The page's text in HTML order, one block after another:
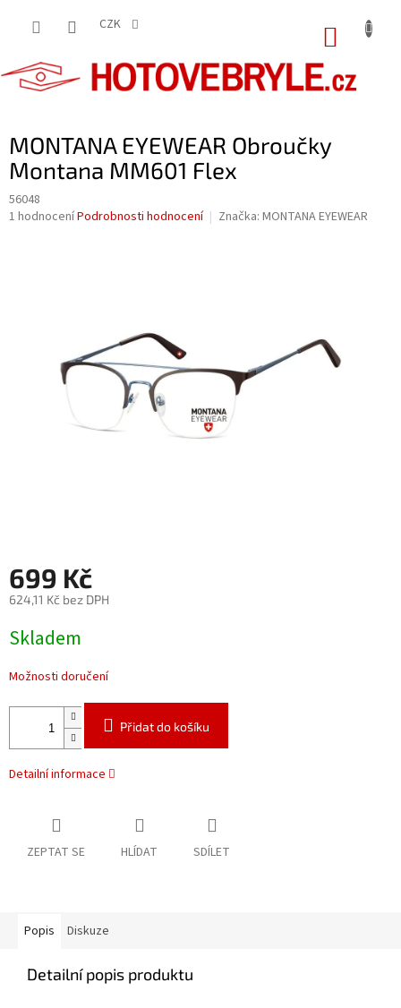
CZK
MONTANA EYEWEAR Obroučky
Montana MM601 Flex
56048
Průměrné
1 hodnoceníPodrobnosti hodnocení Značka: MONTANA EYEWEAR
699 Kč
624,11 Kč bez DPH
cena:
Skladem
Možnosti doručení
Přidat do košíku
Detailní informace
ZEPTAT SE HLÍDAT SDÍLET
Popis Diskuze
Detailní popis produktu